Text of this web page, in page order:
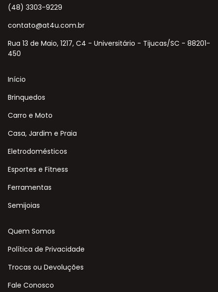
(48) 3303-9229
contato@at4u.com.br
Rua 13 de Maio, 1217, C4 - Universitário - Tijucas/SC - 88201-
450
Início
Brinquedos
Carro e Moto
Casa, Jardim e Praia
Eletrodomésticos
Esportes e Fitness
Ferramentas
Semijoias
Quem Somos
Política de Privacidade
Trocas ou Devoluções
Fale Conosco